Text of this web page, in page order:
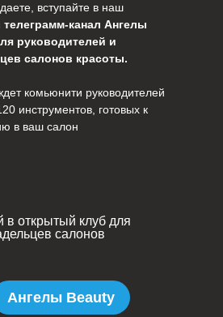
Ангелы Beauty
вступайте в наш
телеграмм-канал Ангелы
руководителей и
салонов красоты.
комьюнити руководителей
инструментов, готовых к
в ваш салон
в открытый клуб для
салонов